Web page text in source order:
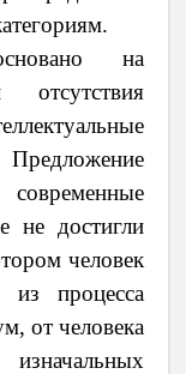
на
не достигли
человек
процесса
от человека